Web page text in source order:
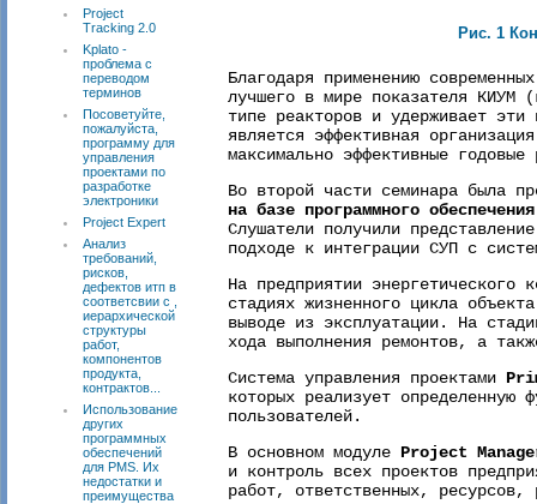
Project
Tracking 2.0
Kplato -
проблема с
переводом
терминов
Посоветуйте,
пожалуйста,
программу для
управления
проектами по
разработке
электроники
Project Expert
Анализ
требований,
рисков,
дефектов итп в
соответсвии с ,
иерархической
структуры
работ,
компонентов
продукта,
контрактов...
Использование
других
программных
обеспечений
для PMS. Их
недостатки и
преимущества
Рис. 1
Благодаря применению
лучшего в мире показателя КИУМ
типе реакторов и удерживает
является эффективная
максимально эффективные годовые
Во второй части семинара была
на базе программного
Слушатели получили
подходе к интеграции СУП с
На предприятии энергетического
стадиях жизненного цикла
выводе из эксплуатации. На
хода выполнения ремонтов, а
Система управления проектами
которых реализует определенную
пользователей.
В основном модуле Project
и контроль всех проектов
работ, ответственных,